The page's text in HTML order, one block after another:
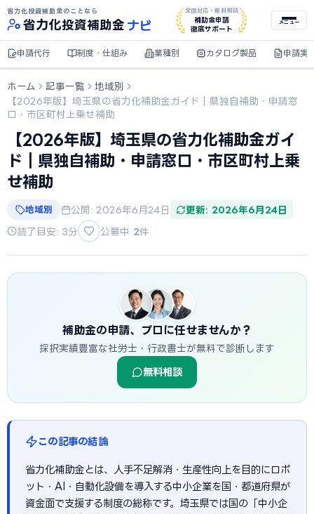
省力化投資補助金のことなら
省力化投資補助金 ナビ
全国対応・無料相談
補助金申請
徹底サポート
メニュー
申請代行 制度・仕組み 業種別 カタログ製品 申請実
ホーム 記事一覧
地域別
【2026年版】埼玉県の省力化補助金ガイド｜県独自補助・申請窓
口・市区町村上乗せ補助
【2026年版】埼玉県の省力化補助金ガイ
ド｜県独自補助・申請窓口・市区町村上乗
せ補助
地域別 公開: 2026年6月24日 更新: 2026年6月24日
読了目安: 3分 公募中 2件
補助金の申請、プロに任せませんか？
採択実績豊富な社労士・行政書士が無料で診断します
無料相談
この記事の結論
省力化補助金とは、人手不足解消・生産性向上を目的にロボ
ット・AI・自動化設備を導入する中小企業を国・都道府県が
資金面で支援する制度の総称です。埼玉県では国の「中小企